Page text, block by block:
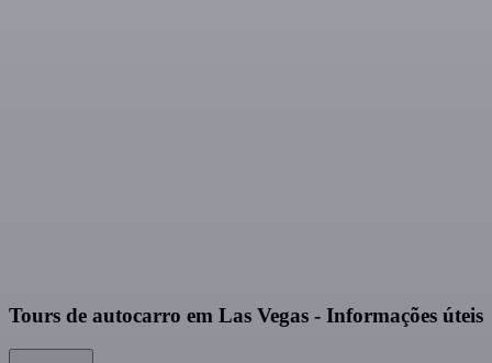
Tours de autocarro em Las Vegas - Informações úteis